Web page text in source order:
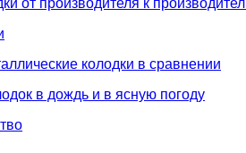
от производителя к
колодки в сравнении
в дождь и в ясную погоду